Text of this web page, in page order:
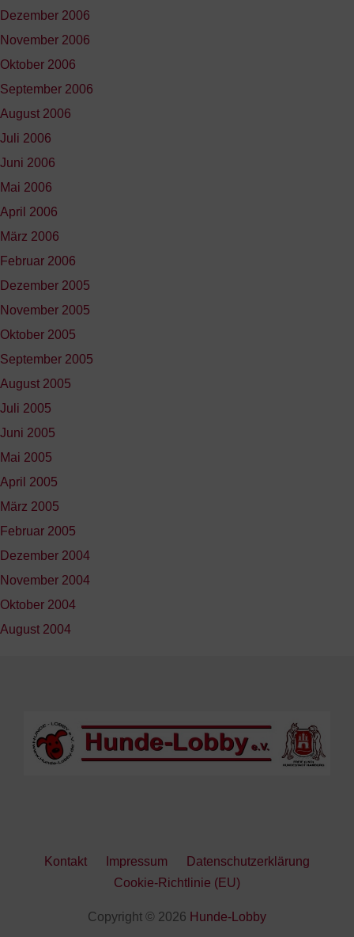
Dezember 2006
November 2006
Oktober 2006
September 2006
August 2006
Juli 2006
Juni 2006
Mai 2006
April 2006
März 2006
Februar 2006
Dezember 2005
November 2005
Oktober 2005
September 2005
August 2005
Juli 2005
Juni 2005
Mai 2005
April 2005
März 2005
Februar 2005
Dezember 2004
November 2004
Oktober 2004
August 2004
Kontakt Impressum
Datenschutzerklärung
Cookie-Richtlinie (EU)
Copyright © 2026 Hunde-Lobby